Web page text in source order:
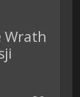
Wrath